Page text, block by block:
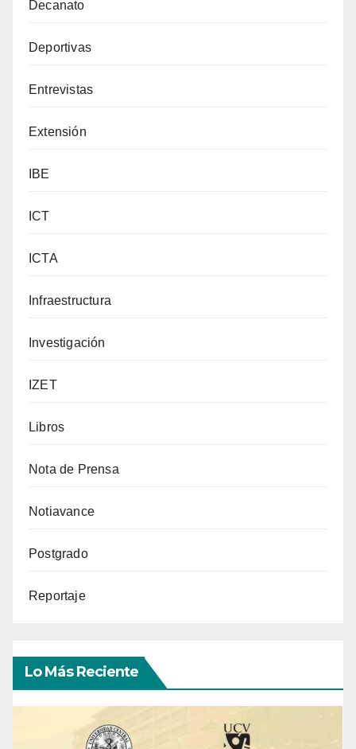
Decanato
Deportivas
Entrevistas
Extensión
IBE
ICT
ICTA
Infraestructura
Investigación
IZET
Libros
Nota de Prensa
Notiavance
Postgrado
Reportaje
Lo Más Reciente